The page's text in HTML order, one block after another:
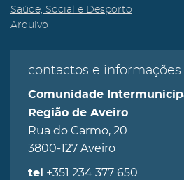
Saúde, Social e Desporto
Arquivo
contactos e informações
Comunidade
Região de Aveiro
Rua do Carmo, 20
3800-127 Aveiro
tel +351 234 377 650